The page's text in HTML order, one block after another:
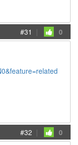
#31 | 0
#32 | 0